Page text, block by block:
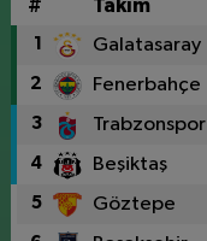
# Takım
1 Galatasaray
2 Fenerbahçe
3 Trabzonspor
4 Beşiktaş
5 Göztepe